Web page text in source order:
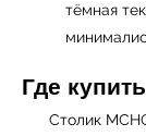
тёмная
Где купить
Столик